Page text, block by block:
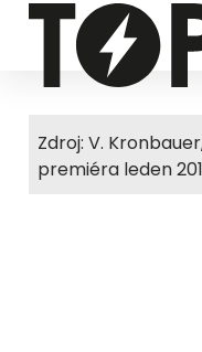
Zdroj: V.
premiéra leden